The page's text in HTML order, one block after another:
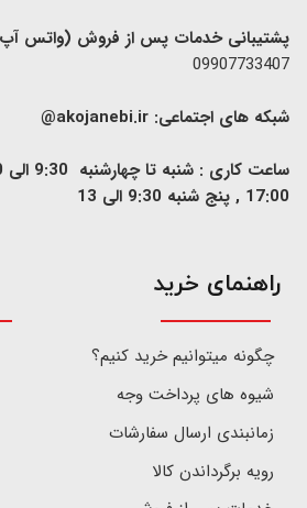
پشتیبانی خدمات پس از فروش (واتس
09907733407
شبکه های اجتماعی: akojanebi.ir@
17:00 , پنج شنبه 9:30 الی 13
​راهنمای خرید
چگونه میتوانیم خرید کنیم؟
شیوه های پرداخت وجه
زمانبندی ارسال سفارشات
رویه برگرداندن کالا